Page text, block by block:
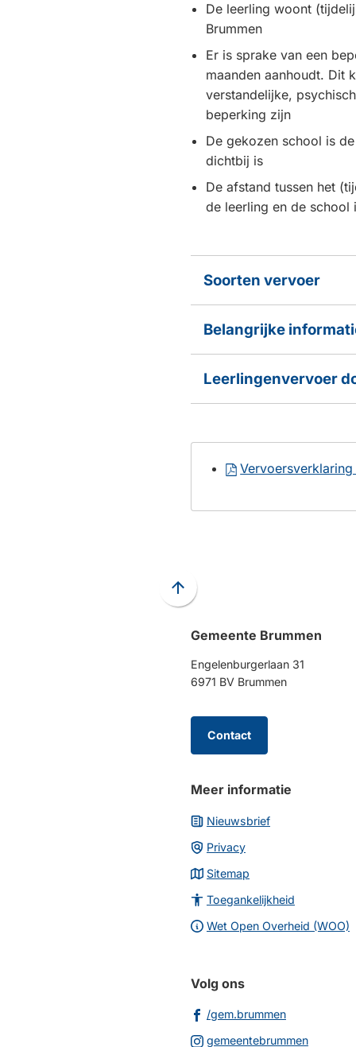
De leerling woont
Brummen
Er is sprake van een
maanden aanhoudt. Dit
verstandelijke,
beperking zijn
De gekozen school is
dichtbij is
De afstand tussen het
de leerling en de school
Soorten vervoer
Belangrijke
Leerlingenvervoer
Scroll
boven
het
van
paginainhoud
Gemeente Brummen
Engelenburgerlaan 31
6971 BV Brummen
Contact
Meer informatie
Nieuwsbrief
Privacy
Sitemap
Toegankelijkheid
Wet Open Overheid (WOO)
Volg ons
/gem.brummen(Verwijst
gemeentebrummen